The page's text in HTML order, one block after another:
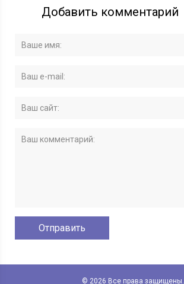
Добавить комментарий
© 2026 Все права защищены.